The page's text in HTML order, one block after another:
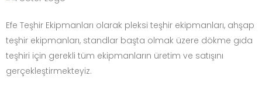
Efe Teşhir Ekipmanları olarak pleksi teşhir ekipmanları, ahşap
teşhir ekipmanları, standlar başta olmak üzere dökme gıda
teşhiri için gerekli tüm ekipmanların üretim ve satışını
gerçekleştirmekteyiz.